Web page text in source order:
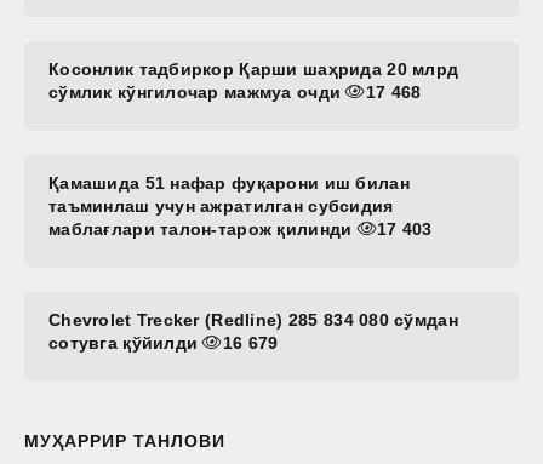
Косонлик тадбиркор Қарши шаҳрида 20 млрд
сўмлик кўнгилочар мажмуа очди
17 468
Қамашида 51 нафар фуқарони иш билан
таъминлаш учун ажратилган субсидия
маблағлари талон-тарож қилинди
17 403
Chevrolet Trecker (Redline) 285 834 080 сўмдан
сотувга қўйилди
16 679
МУҲАРРИР ТАНЛОВИ